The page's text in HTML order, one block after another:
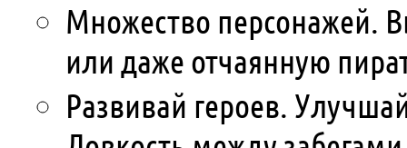
Множество персонажей.
или даже отчаянную
Развивай героев.